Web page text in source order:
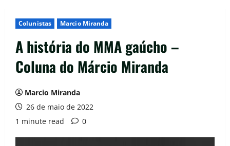
Colunistas Marcio Miranda
A história do MMA gaúcho –
Coluna do Márcio Miranda
Marcio Miranda
26 de maio de 2022
1 minute read
0